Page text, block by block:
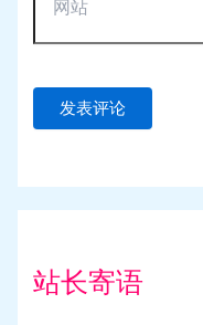
站长寄语